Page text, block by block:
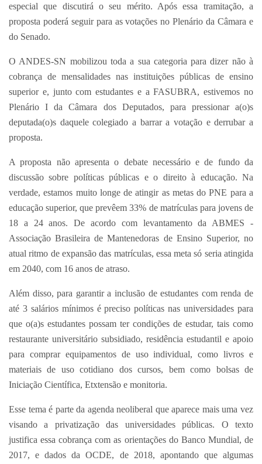
especial que discutirá o seu mérito. Após essa tramitação, a
proposta poderá seguir para as votações no Plenário da Câmara e
do Senado.
O ANDES-SN mobilizou toda a sua categoria para dizer não à
cobrança de mensalidades nas instituições públicas de ensino
superior e, junto com estudantes e a FASUBRA, estivemos no
Plenário I da Câmara dos Deputados, para pressionar a(o)s
deputada(o)s daquele colegiado a barrar a votação e derrubar a
proposta.
A proposta não apresenta o debate necessário e de fundo da
discussão sobre políticas públicas e o direito à educação. Na
verdade, estamos muito longe de atingir as metas do PNE para a
educação superior, que prevêem 33% de matrículas para jovens de
18 a 24 anos. De acordo com levantamento da ABMES -
Associação Brasileira de Mantenedoras de Ensino Superior, no
atual ritmo de expansão das matrículas, essa meta só seria atingida
em 2040, com 16 anos de atraso.
Além disso, para garantir a inclusão de estudantes com renda de
até 3 salários mínimos é preciso políticas nas universidades para
que o(a)s estudantes possam ter condições de estudar, tais como
restaurante universitário subsidiado, residência estudantil e apoio
para comprar equipamentos de uso individual, como livros e
materiais de uso cotidiano dos cursos, bem como bolsas de
Iniciação Científica, Etxtensão e monitoria.
Esse tema é parte da agenda neoliberal que aparece mais uma vez
visando a privatização das universidades públicas. O texto
justifica essa cobrança com as orientações do Banco Mundial, de
2017, e dados da OCDE, de 2018, apontando que algumas